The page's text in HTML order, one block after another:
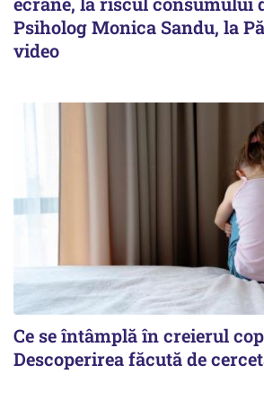
Psiholog Monica Sandu, la
video
Ce se întâmplă în creierul
Descoperirea făcută de